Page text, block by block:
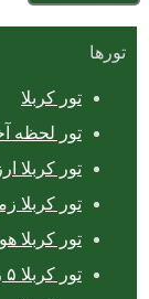
تورها
تور کربلا
تور لحظه
تور کربلا
تور کربلا
تور کربلا هوایی
تور کربلا ۵ روزه